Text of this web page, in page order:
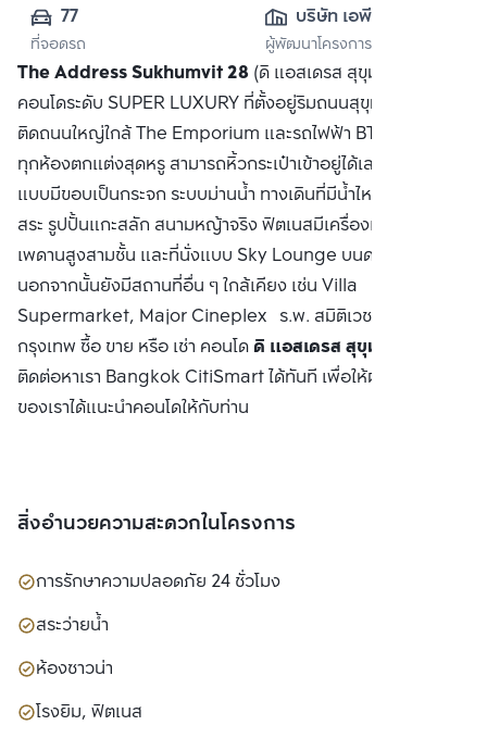
77
ที่จอดรถ
บริษัท เอพี เอ็มอี
(สุขุมวิท) จำกัด
ผู้พัฒนาโครงการ
The Address Sukhumvit 28 (ดิ แอสเดรส สุขุมวิท 28)
คอนโดระดับ SUPER LUXURY ที่ตั้งอยู่ริมถนนสุขุมวิท ในทำเล
ติดถนนใหญ่ใกล้ The Emporium และรถไฟฟ้า BTS พร้อมพงษ์
ทุกห้องตกแต่งสุดหรู สามารถหิ้วกระเป๋าเข้าอยู่ได้เลย สระว่ายน้ำ
แบบมีขอบเป็นกระจก ระบบม่านน้ำ ทางเดินที่มีน้ำไหล เตียงรอบ
สระ รูปปั้นแกะสลัก สนามหญ้าจริง ฟิตเนสมีเครื่องเล่นครบครัน
เพดานสูงสามชั้น และที่นั่งแบบ Sky Lounge บนดาดฟ้าชั้น 31
นอกจากนั้นยังมีสถานที่อื่น ๆ ใกล้เคียง เช่น Villa
Supermarket, Major Cineplex ร.พ. สมิติเวช มหาวิทยาลัย
กรุงเทพ ซื้อ ขาย หรือ เช่า คอนโดดิ แอสเดรส สุขุมวิท 28
ติดต่อหาเรา Bangkok CitiSmart ได้ทันที เพื่อให้ผู้เชี่ยวชาญ
ของเราได้แนะนำคอนโดให้กับท่าน
สิ่งอำนวยความสะดวกในโครงการ
การรักษาความปลอดภัย 24 ชั่วโมง
สระว่ายน้ำ
ห้องซาวน่า
โรงยิม, ฟิตเนส